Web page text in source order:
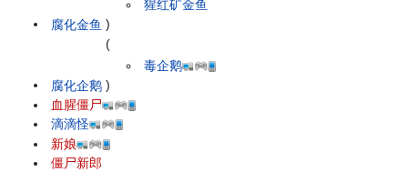
腐化金鱼
猩红矿金鱼
)
腐化企鹅
(
毒企鹅
)
血腥僵尸
滴滴怪
新娘
僵尸新郎